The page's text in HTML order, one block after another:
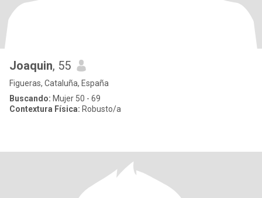
Joaquin, 55
Figueras, Cataluña, España
Buscando: Mujer 50 - 69
Contextura Física: Robusto/a